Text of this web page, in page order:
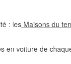
: les Maisons du
en voiture de